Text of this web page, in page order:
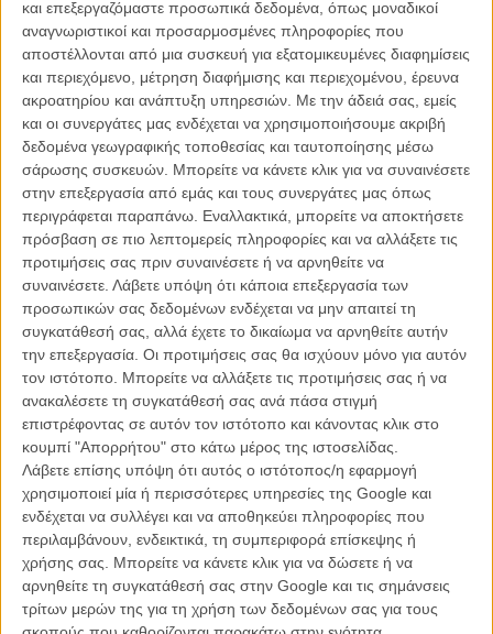
και επεξεργαζόμαστε προσωπικά δεδομένα, όπως μοναδικοί
αναγνωριστικοί και προσαρμοσμένες πληροφορίες που
αποστέλλονται από μια συσκευή για εξατομικευμένες διαφημίσεις
και περιεχόμενο, μέτρηση διαφήμισης και περιεχομένου, έρευνα
ακροατηρίου και ανάπτυξη υπηρεσιών. Με την άδειά σας, εμείς
και οι συνεργάτες μας ενδέχεται να χρησιμοποιήσουμε ακριβή
δεδομένα γεωγραφικής τοποθεσίας και ταυτοποίησης μέσω
σάρωσης συσκευών. Μπορείτε να κάνετε κλικ για να συναινέσετε
στην επεξεργασία από εμάς και τους συνεργάτες μας όπως
περιγράφεται παραπάνω. Εναλλακτικά, μπορείτε να αποκτήσετε
πρόσβαση σε πιο λεπτομερείς πληροφορίες και να αλλάξετε τις
προτιμήσεις σας πριν συναινέσετε ή να αρνηθείτε να
συναινέσετε. Λάβετε υπόψη ότι κάποια επεξεργασία των
προσωπικών σας δεδομένων ενδέχεται να μην απαιτεί τη
συγκατάθεσή σας, αλλά έχετε το δικαίωμα να αρνηθείτε αυτήν
την επεξεργασία. Οι προτιμήσεις σας θα ισχύουν μόνο για αυτόν
τον ιστότοπο. Μπορείτε να αλλάξετε τις προτιμήσεις σας ή να
ανακαλέσετε τη συγκατάθεσή σας ανά πάσα στιγμή
επιστρέφοντας σε αυτόν τον ιστότοπο και κάνοντας κλικ στο
κουμπί "Απορρήτου" στο κάτω μέρος της ιστοσελίδας.
Λάβετε επίσης υπόψη ότι αυτός ο ιστότοπος/η εφαρμογή
χρησιμοποιεί μία ή περισσότερες υπηρεσίες της Google και
ενδέχεται να συλλέγει και να αποθηκεύει πληροφορίες που
περιλαμβάνουν, ενδεικτικά, τη συμπεριφορά επίσκεψης ή
χρήσης σας. Μπορείτε να κάνετε κλικ για να δώσετε ή να
αρνηθείτε τη συγκατάθεσή σας στην Google και τις σημάνσεις
τρίτων μερών της για τη χρήση των δεδομένων σας για τους
την οποία είναι ερωτευμένος, αρνείται την πρόταση, ο Χάινριχ
στρέφεται στη συνεσταλμένη, αστή σύζυγο και μητέρα Χενριέτε που
μόλις μαθαίνει ότι ίσως πάσχει από μοιραία ασθένεια.
Η Αυστριακή σκηνοθέτης του «Lourdes» βασίζεται στην πραγματική
ιστορία της διπλής αυτοκτονίας του συγγραφέα Χάινριχ φον Κλάιστ
και της Χενριέτα Φόγκελ το 1811, για να κάνει μια κυνική κωμωδία
(με πρεμιέρα στο περσινό Ενα Κάποιο Βλέμμα του Φεστιβάλ
Καννών) που σαρκάζει τον ανθρώπινο εγωκεντρισμό και τις
συνέπειές του. Ενας ποιητής που θέλει να βάλει τέλος στη ζωή του
για τον πιο αφηρημένο λόγο, κύριοι και κυρίες που συζητούν για τη
γαλλική επανάσταση, την κοινωνική ισότητα, τις γυναίκες ως
πρόθυμα υποχείρια των αντρών τους, τη δικαιωματική εξουσία της
αριστοκρατίας, κομψά, πίνοντας το τσάι ή το λικέρ τους στο σαλόνι.
Η Χάουσνερ τοποθετεί τους ήρωές της είτε στη φύση, είτε, κυρίως,
σε κλειστά δωμάτια υποφωτισμένα από κεριά, χωρίς ντεκόρ, με τα
πιο λιτά κοστούμια και καθοδηγεί τους ηθοποιούς της να παίζουν
αποστασιοποιημένα, ψυχρά, ανέκφραστα. Οι ήρωες αντιμετωπίζουν
με την ίδια απάθεια τη ζωή και το θάνατο, όπως τα αδιάκοπα
γερμανικά Lied που σε τακτά χρονικά διαστήματα κάποιος
τραγουδά, συνοδεία πιάνου. Η ιδέα είναι αυτή η αντίθεση της
απόλυτης ψυχρότητας με τα λόγια και τις πράξεις γεμάτες πάθος και
ρομαντισμό, να λειτουργήσουν σατιρικά, ως κριτική μιας από τις
σημαντικότερες περιόδους της ευρωπαϊκής διανόησης που απλώνει
τα σημάδια της και στο σήμερα. Ωστόσο η Χάουσνερ δεν τολμά να
υπονομεύσει αρκετά τους ήρωες και την ιστορία τους,